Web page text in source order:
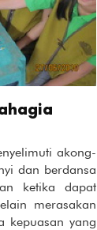
akong-
dan berdansa
ketika dapat
merasakan
kepuasan yang